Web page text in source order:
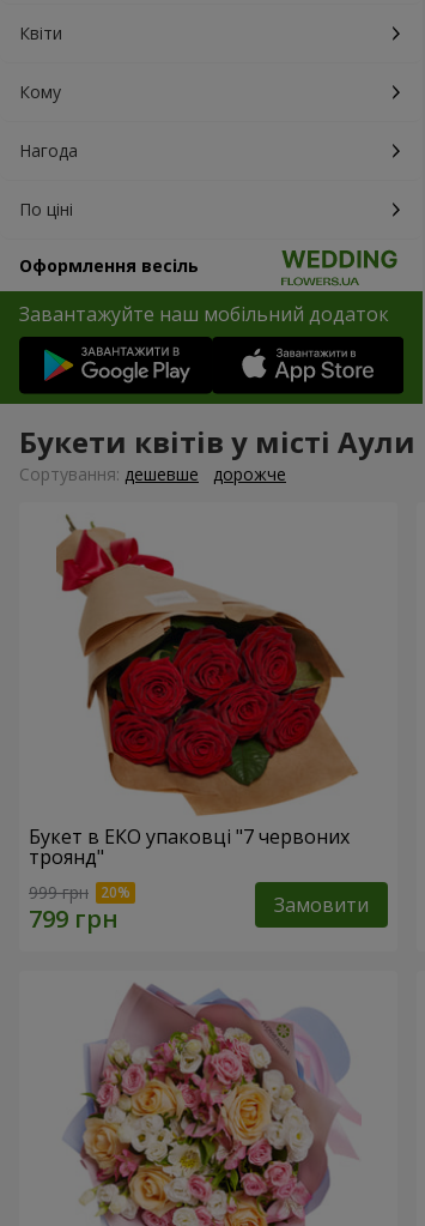
Квіти
Кому
Нагода
По ціні
Оформлення весіль
Завантажуйте наш мобільний додаток
Букети квітів у місті Аули
Сортування: дешевше дорожче
Букет в ЕКО упаковці "7 червоних
троянд"
999 грн Замовити